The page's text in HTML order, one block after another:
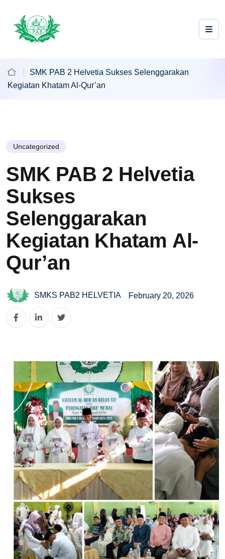
SMK PAB 2 Helvetia Sukses Selenggarakan
Kegiatan Khatam Al-Qur’an
Uncategorized
SMK PAB 2 Helvetia
Sukses
Selenggarakan
Kegiatan Khatam Al-
Qur’an
SMKS PAB2 HELVETIA February 20, 2026